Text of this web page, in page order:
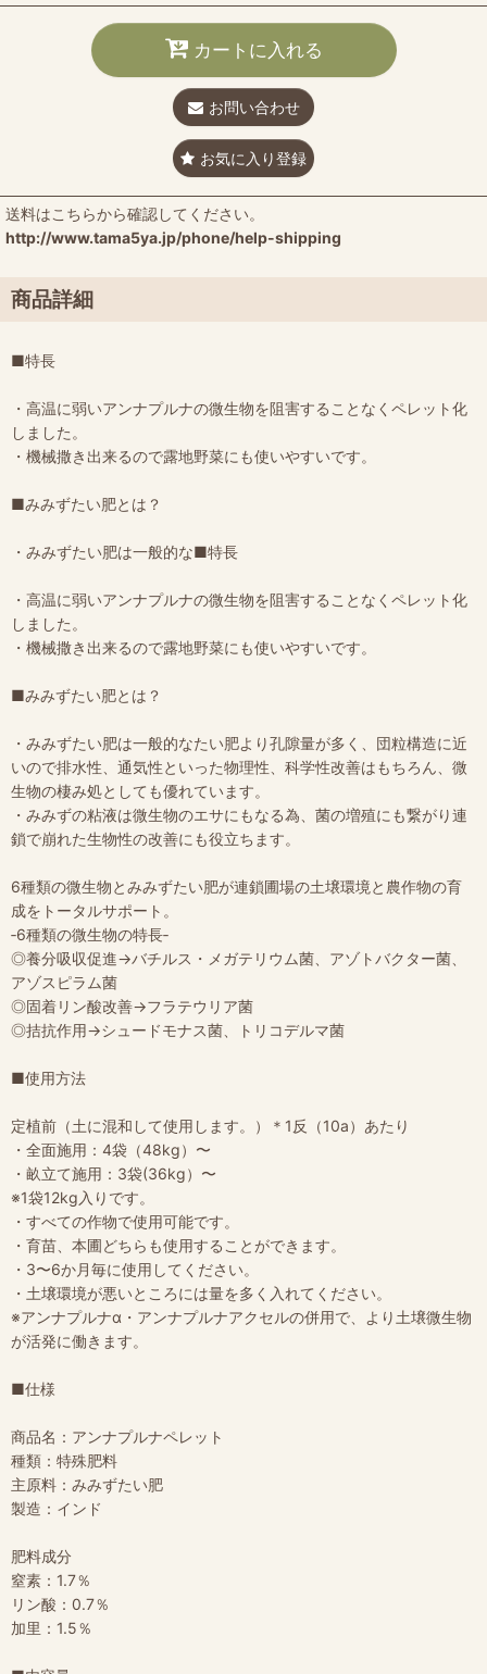
カートに入れる
お問い合わせ
お気に入り登録
送料はこちらから確認してください。
http://www.tama5ya.jp/phone/help-shipping
商品詳細
■特長
・高温に弱いアンナプルナの微生物を阻害することなくペレット化
しました。
・機械撒き出来るので露地野菜にも使いやすいです。
■みみずたい肥とは？
・みみずたい肥は一般的な■特長
・高温に弱いアンナプルナの微生物を阻害することなくペレット化
しました。
・機械撒き出来るので露地野菜にも使いやすいです。
■みみずたい肥とは？
・みみずたい肥は一般的なたい肥より孔隙量が多く、団粒構造に近
いので排水性、通気性といった物理性、科学性改善はもちろん、微
生物の棲み処としても優れています。
・みみずの粘液は微生物のエサにもなる為、菌の増殖にも繋がり連
鎖で崩れた生物性の改善にも役立ちます。
6種類の微生物とみみずたい肥が連鎖圃場の土壌環境と農作物の育
成をトータルサポート。
‐6種類の微生物の特長‐
◎養分吸収促進→バチルス・メガテリウム菌、アゾトバクター菌、
アゾスピラム菌
◎固着リン酸改善→フラテウリア菌
◎拮抗作用→シュードモナス菌、トリコデルマ菌
■使用方法
定植前（土に混和して使用します。）＊1反（10a）あたり
・全面施用：4袋（48kg）〜
・畝立て施用：3袋(36kg）〜
※1袋12kg入りです。
・すべての作物で使用可能です。
・育苗、本圃どちらも使用することができます。
・3〜6か月毎に使用してください。
・土壌環境が悪いところには量を多く入れてください。
※アンナプルナα・アンナプルナアクセルの併用で、より土壌微生物
が活発に働きます。
■仕様
商品名：アンナプルナペレット
種類：特殊肥料
主原料：みみずたい肥
製造：インド
肥料成分
窒素：1.7％
リン酸：0.7％
加里：1.5％